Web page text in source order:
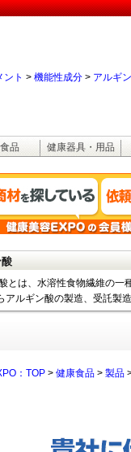
ント > 機能性成分 > アルギ
品 健康器具・用品
とは、水溶性食物繊維の一
アルギン酸の製造、受託製
：TOP > 健康食品 > 製品